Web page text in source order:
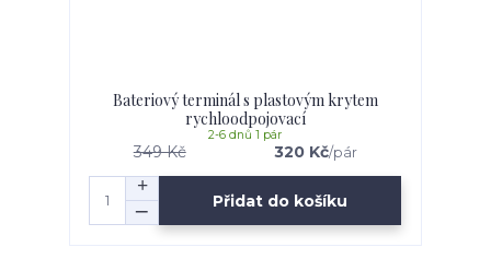
Bateriový terminál s plastovým krytem
rychloodpojovací
349 Kč 320 Kč/pár
2-6 dnů 1 pár
Přidat do košíku